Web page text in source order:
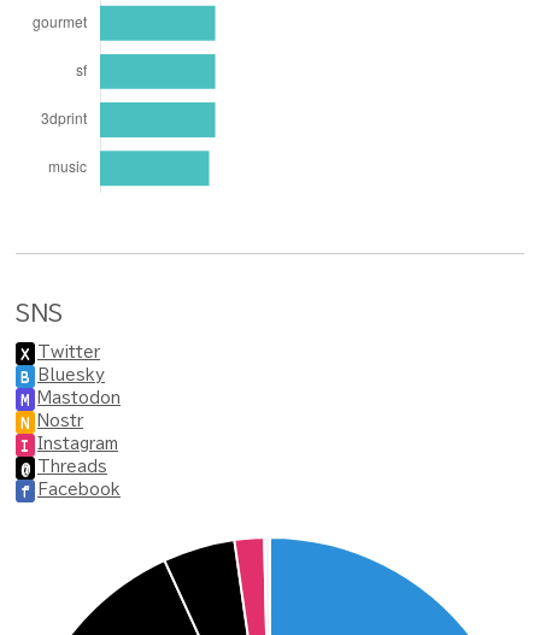
SNS
X Twitter
B Bluesky
M Mastodon
N Nostr
I Instagram
@ Threads
f Facebook